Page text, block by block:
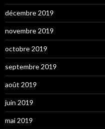
décembre 2019
novembre 2019
octobre 2019
septembre 2019
août 2019
juin 2019
mai 2019